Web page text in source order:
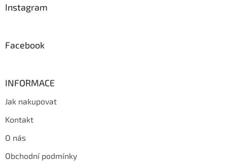
Instagram
Facebook
INFORMACE
Jak nakupovat
Kontakt
O nás
Obchodní podmínky